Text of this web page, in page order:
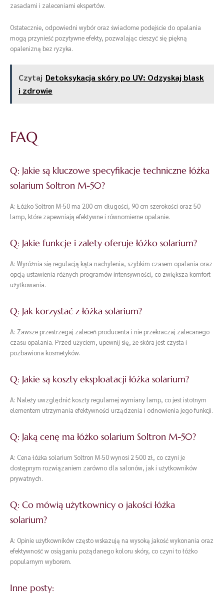
zasadami i zaleceniami ekspertów.
Ostatecznie, odpowiedni wybór oraz świadome podejście do opalania
mogą przynieść pozytywne efekty, pozwalając cieszyć się piękną
opalenizną bez ryzyka.
Czytaj Detoksykacja skóry po UV: Odzyskaj blask
i zdrowie
FAQ
Q: Jakie są kluczowe specyfikacje techniczne łóżka
solarium Soltron M-50?
A: Łóżko Soltron M-50 ma 200 cm długości, 90 cm szerokości oraz 50
lamp, które zapewniają efektywne i równomierne opalanie.
Q: Jakie funkcje i zalety oferuje łóżko solarium?
A: Wyróżnia się regulacją kąta nachylenia, szybkim czasem opalania oraz
opcją ustawienia różnych programów intensywności, co zwiększa komfort
użytkowania.
Q: Jak korzystać z łóżka solarium?
A: Zawsze przestrzegaj zaleceń producenta i nie przekraczaj zalecanego
czasu opalania. Przed użyciem, upewnij się, że skóra jest czysta i
pozbawiona kosmetyków.
Q: Jakie są koszty eksploatacji łóżka solarium?
A: Należy uwzględnić koszty regularnej wymiany lamp, co jest istotnym
elementem utrzymania efektywności urządzenia i odnowienia jego funkcji.
Q: Jaką cenę ma łóżko solarium Soltron M-50?
A: Cena łóżka solarium Soltron M-50 wynosi 2 500 zł, co czyni je
dostępnym rozwiązaniem zarówno dla salonów, jak i użytkowników
prywatnych.
Q: Co mówią użytkownicy o jakości łóżka
solarium?
A: Opinie użytkowników często wskazują na wysoką jakość wykonania oraz
efektywność w osiąganiu pożądanego koloru skóry, co czyni to łóżko
popularnym wyborem.
Inne posty: